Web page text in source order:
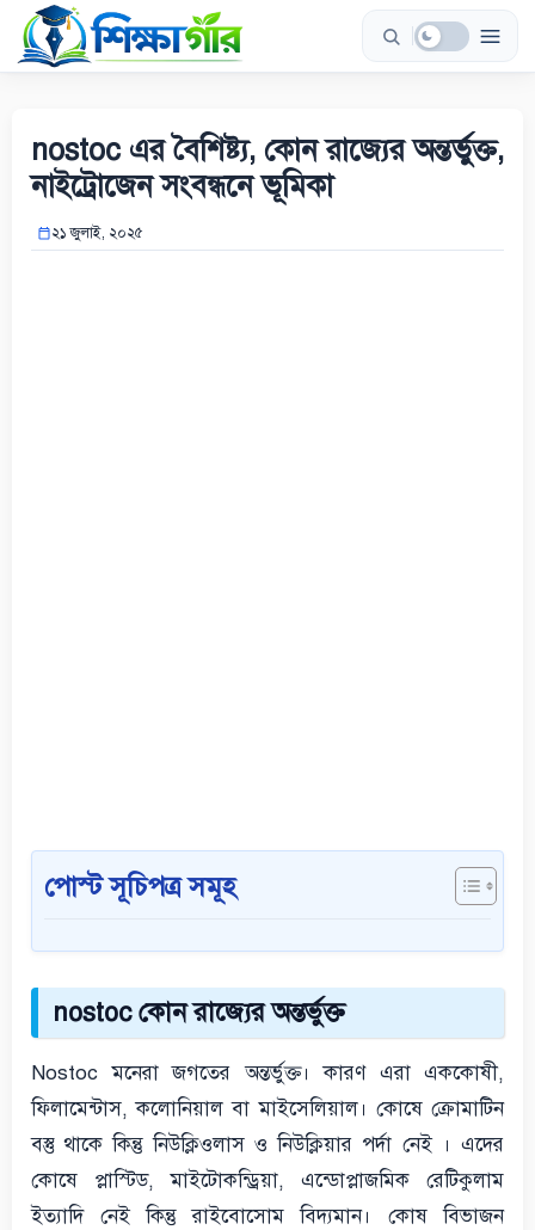
Skip
content
nostoc এর বৈশিষ্ট্য, কোন রাজ্যের অন্তর্ভুক্ত,
নাইট্রোজেন সংবন্ধনে ভূমিকা
২১ জুলাই, ২০২৫
পোস্ট সূচিপত্র সমূহ
nostoc কোন রাজ্যের অন্তর্ভুক্ত
Nostoc মনেরা জগতের অন্তর্ভুক্ত। কারণ এরা এককোষী,
ফিলামেন্টাস, কলোনিয়াল বা মাইসেলিয়াল। কোষে ক্রোমাটিন
বস্তু থাকে কিন্তু নিউক্লিওলাস ও নিউক্লিয়ার পর্দা নেই । এদের
কোষে প্লাস্টিড, মাইটোকন্ড্রিয়া, এন্ডোপ্লাজমিক রেটিকুলাম
ইত্যাদি নেই কিন্তু রাইবোসোম বিদ্যমান। কোষ বিভাজন